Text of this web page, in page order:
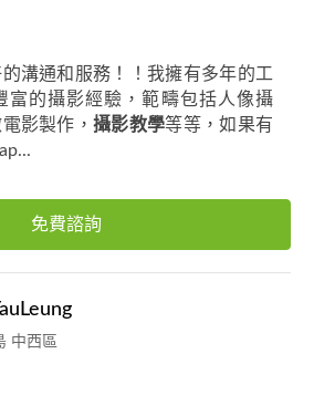
溝通和服務！！我擁有多年的工
富的攝影經驗，範疇包括人像攝
影製作，攝影教學等等，如果有
免費諮詢
中西區